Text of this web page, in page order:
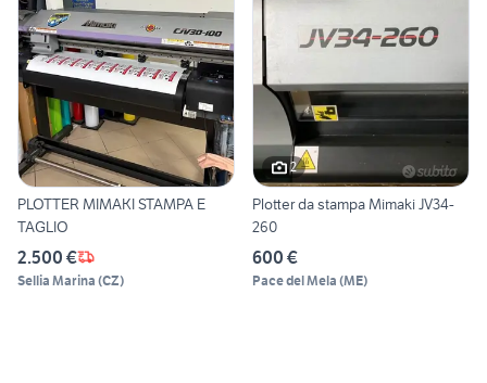
PLOTTER MIMAKI STAMPA E
TAGLIO
2.500 €
Sellia Marina (CZ)
2
Plotter da stampa Mimaki JV34-
260
600 €
Pace del Mela (ME)